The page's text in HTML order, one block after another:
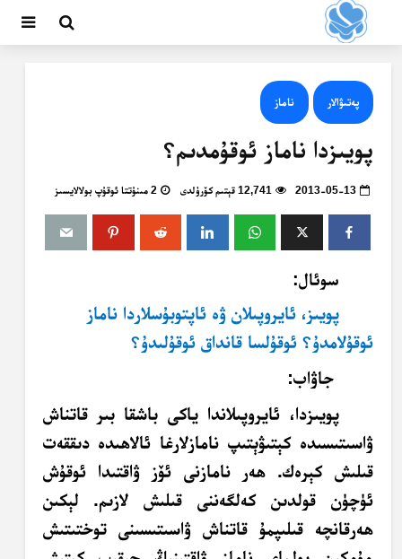
پەتىۋالار ناماز
پويىزدا ناماز ئوقۇمدىم؟
2013-05-13 12,741 قېتىم كۆرۈلدى 2 مىنۇتتا ئوقۇپ بولالايسىز
سوئال:
پويىز، ئايروپىلان ۋە ئاپتوبۇسلاردا ناماز
ئوقۇلامدۇ؟ ئوقۇلسا قانداق ئوقۇلىدۇ؟
جاۋاب:
پويىزدا، ئايروپىلاندا ياكى باشقا بىر قاتناش
ۋاسىتىسىدە كېتىۋېتىپ نامازلارغا ئالاھىدە دىققەت
قىلىش كېرەك. ھەر نامازنى ئۆز ۋاقتىدا ئوقۇش
ئۈچۈن قولدىن كەلگەننى قىلىش لازىم. لېكىن
ھەرقانچە قىلىپمۇ قاتناش ۋاسىتىسىنى توختىتىش